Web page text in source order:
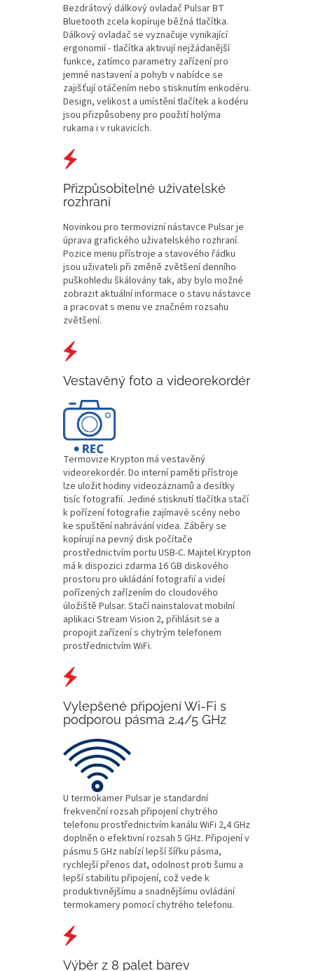
Bezdrátový dálkový ovladač Pulsar BT
Bluetooth zcela kopíruje běžná tlačítka.
Dálkový ovladač se vyznačuje vynikající
ergonomií - tlačítka aktivují nejžádanější
funkce, zatímco parametry zařízení pro
jemné nastavení a pohyb v nabídce se
zajišťují otáčením nebo stisknutím enkodéru.
Design, velikost a umístění tlačítek a kodéru
jsou přizpůsobeny pro použití holýma
rukama i v rukavicích.
Přizpůsobitelné uživatelské
rozhraní
Novinkou pro termovizní nástavce Pulsar je
úprava grafického uživatelského rozhraní.
Pozice menu přístroje a stavového řádku
jsou uživateli při změně zvětšení denního
puškohledu škálovány tak, aby bylo možné
zobrazit aktuální informace o stavu nástavce
a pracovat s menu ve značném rozsahu
zvětšení.
Vestavěný foto a videorekordér
Termovize Krypton má vestavěný
videorekordér. Do interní paměti přístroje
lze uložit hodiny videozáznamů a desítky
tisíc fotografií. Jediné stisknutí tlačítka stačí
k pořízení fotografie zajímavé scény nebo
ke spuštění nahrávání videa. Záběry se
kopírují na pevný disk počítače
prostřednictvím portu USB-C. Majitel Krypton
má k dispozici zdarma 16 GB diskového
prostoru pro ukládání fotografií a videí
pořízených zařízením do cloudového
úložiště Pulsar. Stačí nainstalovat mobilní
aplikaci Stream Vision 2, přihlásit se a
propojit zařízení s chytrým telefonem
prostřednictvím WiFi.
Vylepšené připojení Wi-Fi s
podporou pásma 2,4/5 GHz
U termokamer Pulsar je standardní
frekvenční rozsah připojení chytrého
telefonu prostřednictvím kanálu WiFi 2,4 GHz
doplněn o efektivní rozsah 5 GHz. Připojení v
pásmu 5 GHz nabízí lepší šířku pásma,
rychlejší přenos dat, odolnost proti šumu a
lepší stabilitu připojení, což vede k
produktivnějšímu a snadnějšímu ovládání
termokamery pomocí chytrého telefonu.
Výběr z 8 palet barev